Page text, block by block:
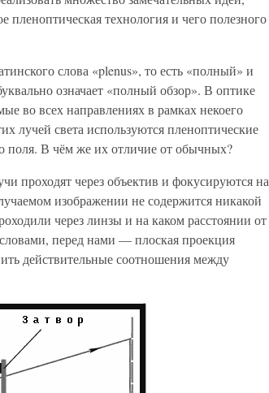
пленоптическая технология и чего полезного
слова «plenus», то есть «полный» и
означает «полный обзор». В оптике
во всех направлениях в рамках некоего
лучей света используются пленоптические
поля. В чём же их отличие от обычных?
проходят через объектив и фокусируются на
изображении не содержится никакой
через линзы и на каком расстоянии от
перед нами — плоская проекция
действительные соотношения между